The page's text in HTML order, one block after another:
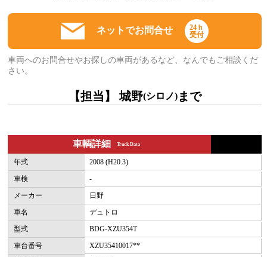
ネットでお問合せ
24ｈ
受付
車両へのお問合せやお探しの車両があるなど、なんでもご相談くだ
さい。
【担当】 城野(シロノ)まで
車輌詳細 Truck Data
年式
2008 (H20.3)
車検
-
メーカー
日野
車名
デュトロ
型式
BDG-XZU354T
車台番号
XZU35410017**